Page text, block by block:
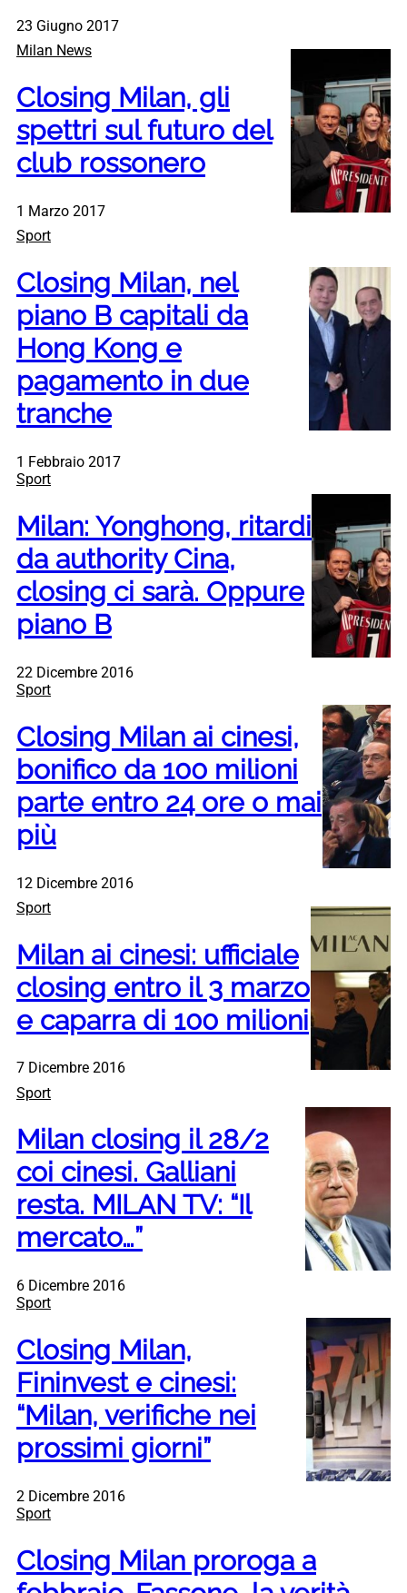
23 Giugno 2017
Milan News
Closing Milan, gli
spettri sul futuro del
club rossonero
1 Marzo 2017
Sport
Closing Milan, nel
piano B capitali da
Hong Kong e
pagamento in due
tranche
1 Febbraio 2017
Sport
Milan: Yonghong, ritardi
da authority Cina,
closing ci sarà. Oppure
piano B
22 Dicembre 2016
Sport
Closing Milan ai cinesi,
bonifico da 100 milioni
parte entro 24 ore o mai
più
12 Dicembre 2016
Sport
Milan ai cinesi: ufficiale
closing entro il 3 marzo
e caparra di 100 milioni
7 Dicembre 2016
Sport
Milan closing il 28/2
coi cinesi. Galliani
resta. MILAN TV: “Il
mercato…”
6 Dicembre 2016
Sport
Closing Milan,
Fininvest e cinesi:
“Milan, verifiche nei
prossimi giorni”
2 Dicembre 2016
Sport
Closing Milan proroga a